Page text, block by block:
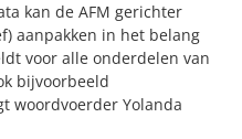
kan de AFM gerichter
aanpakken in het belang
voor alle onderdelen van
bijvoorbeeld
woordvoerder Yolanda